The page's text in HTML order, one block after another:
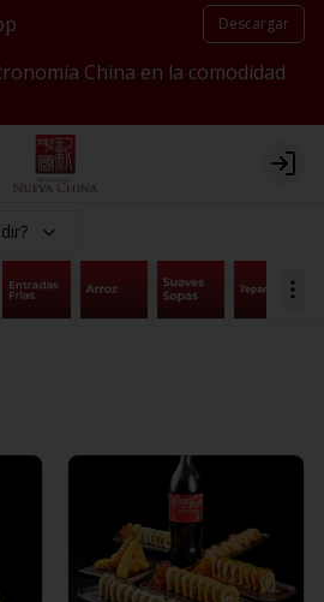
Descargar
China en la comodidad
Login